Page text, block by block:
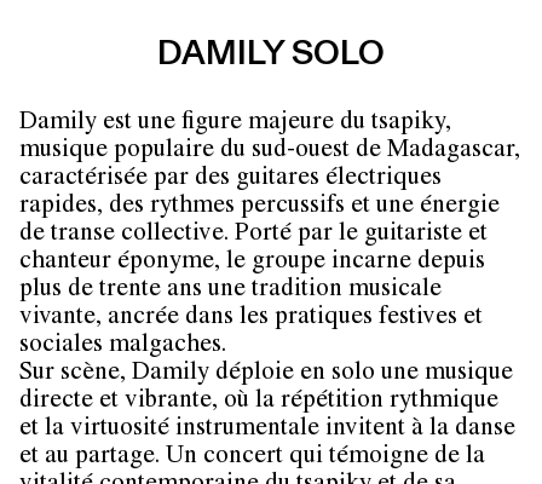
DAMILY SOLO
Damily est une figure majeure du tsapiky,
musique populaire du sud-ouest de Madagascar,
caractérisée par des guitares électriques
rapides, des rythmes percussifs et une énergie
de transe collective. Porté par le guitariste et
chanteur éponyme, le groupe incarne depuis
plus de trente ans une tradition musicale
vivante, ancrée dans les pratiques festives et
sociales malgaches.
Sur scène, Damily déploie en solo une musique
directe et vibrante, où la répétition rythmique
et la virtuosité instrumentale invitent à la danse
et au partage. Un concert qui témoigne de la